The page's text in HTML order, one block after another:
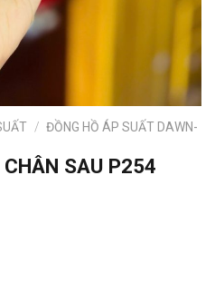
/ ĐỒNG HỒ ÁP SUẤT DAWN-
SAU P254